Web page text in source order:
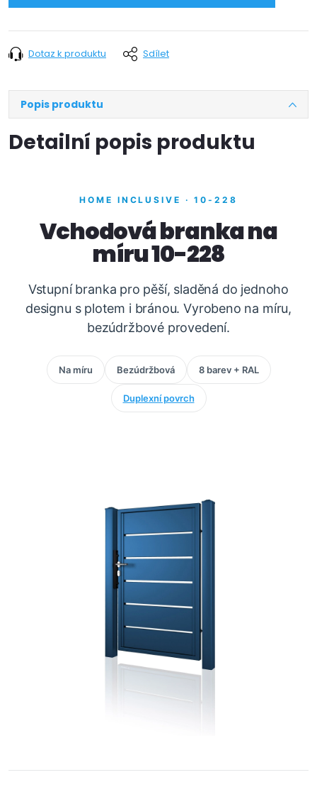
Dotaz k produktu Sdílet
Popis produktu
Detailní popis produktu
HOME INCLUSIVE · 10-228
Vchodová branka na
míru 10-228
Vstupní branka pro pěší, sladěná do jednoho
designu s plotem i bránou. Vyrobeno na míru,
bezúdržbové provedení.
Na míru Bezúdržbová 8 barev + RAL
Duplexní povrch